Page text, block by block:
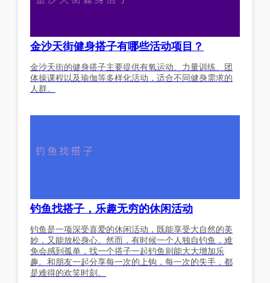
金沙天街健身搭子有哪些活动项目？
金沙天街的健身搭子主要提供有氧运动、力量训练、团
体操课程以及瑜伽等多样化活动，适合不同健身需求的
人群。
钓鱼找搭子，乐趣无穷的休闲活动
钓鱼是一项深受喜爱的休闲活动，既能享受大自然的美
妙，又能放松身心。然而，有时候一个人独自钓鱼，难
免会感到孤单，找一个搭子一起钓鱼则能大大增加乐
趣。和朋友一起分享每一次的上钩，每一次的失手，都
是难得的欢笑时刻。